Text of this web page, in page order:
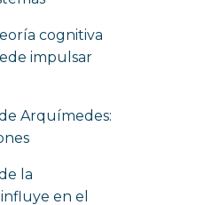
cognitiva
impulsar
Arquímedes:
la
en el